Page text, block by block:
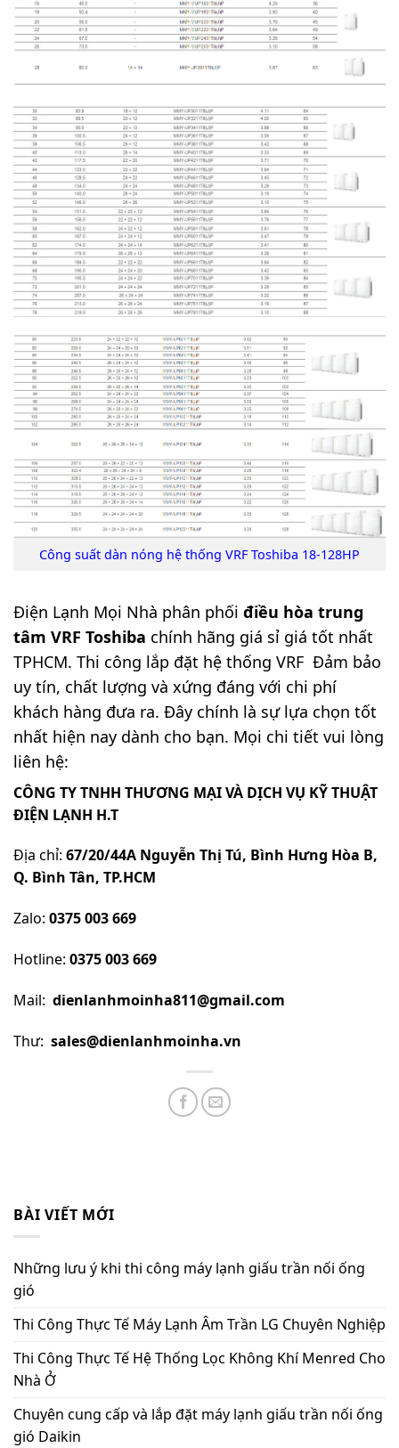
Công suất dàn nóng hệ thống VRF Toshiba 18-128HP
Điện Lạnh Mọi Nhà phân phối điều hòa trung
tâm VRF Toshiba chính hãng giá sỉ giá tốt nhất
TPHCM. Thi công lắp đặt hệ thống VRF Đảm bảo
uy tín, chất lượng và xứng đáng với chi phí
khách hàng đưa ra. Đây chính là sự lựa chọn tốt
nhất hiện nay dành cho bạn. Mọi chi tiết vui lòng
liên hệ:
CÔNG TY TNHH THƯƠNG MẠI VÀ DỊCH VỤ KỸ THUẬT
ĐIỆN LẠNH H.T
Địa chỉ: 67/20/44A Nguyễn Thị Tú, Bình Hưng Hòa B,
Q. Bình Tân, TP.HCM
Zalo: 0375 003 669
Hotline: 0375 003 669
Mail: dienlanhmoinha811@gmail.com
Thư: sales@dienlanhmoinha.vn
BÀI VIẾT MỚI
Những lưu ý khi thi công máy lạnh giấu trần nối ống
gió
Thi Công Thực Tế Máy Lạnh Âm Trần LG Chuyên Nghiệp
Thi Công Thực Tế Hệ Thống Lọc Không Khí Menred Cho
Nhà Ở
Chuyên cung cấp và lắp đặt máy lạnh giấu trần nối ống
gió Daikin